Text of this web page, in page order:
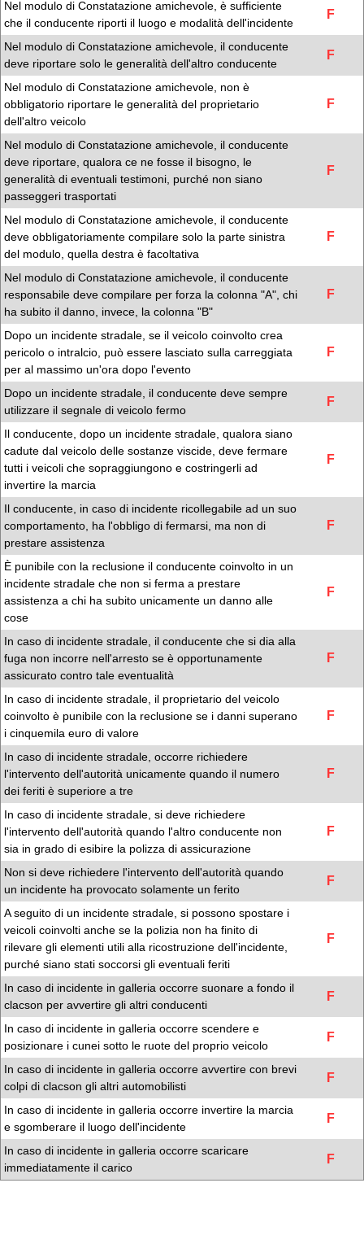
Nel modulo di Constatazione amichevole, è sufficiente
che il conducente riporti il luogo e modalità dell'incidente
F
Nel modulo di Constatazione amichevole, il conducente
deve riportare solo le generalità dell'altro conducente
F
Nel modulo di Constatazione amichevole, non è
obbligatorio riportare le generalità del proprietario
dell'altro veicolo
F
Nel modulo di Constatazione amichevole, il conducente
deve riportare, qualora ce ne fosse il bisogno, le
generalità di eventuali testimoni, purché non siano
passeggeri trasportati
F
Nel modulo di Constatazione amichevole, il conducente
deve obbligatoriamente compilare solo la parte sinistra
del modulo, quella destra è facoltativa
F
Nel modulo di Constatazione amichevole, il conducente
responsabile deve compilare per forza la colonna "A", chi
ha subito il danno, invece, la colonna "B"
F
Dopo un incidente stradale, se il veicolo coinvolto crea
pericolo o intralcio, può essere lasciato sulla carreggiata
per al massimo un'ora dopo l'evento
F
Dopo un incidente stradale, il conducente deve sempre
utilizzare il segnale di veicolo fermo
F
Il conducente, dopo un incidente stradale, qualora siano
cadute dal veicolo delle sostanze viscide, deve fermare
tutti i veicoli che sopraggiungono e costringerli ad
invertire la marcia
F
Il conducente, in caso di incidente ricollegabile ad un suo
comportamento, ha l'obbligo di fermarsi, ma non di
prestare assistenza
F
È punibile con la reclusione il conducente coinvolto in un
incidente stradale che non si ferma a prestare
assistenza a chi ha subito unicamente un danno alle
cose
F
In caso di incidente stradale, il conducente che si dia alla
fuga non incorre nell'arresto se è opportunamente
assicurato contro tale eventualità
F
In caso di incidente stradale, il proprietario del veicolo
coinvolto è punibile con la reclusione se i danni superano
i cinquemila euro di valore
F
In caso di incidente stradale, occorre richiedere
l'intervento dell'autorità unicamente quando il numero
dei feriti è superiore a tre
F
In caso di incidente stradale, si deve richiedere
l'intervento dell'autorità quando l'altro conducente non
sia in grado di esibire la polizza di assicurazione
F
Non si deve richiedere l'intervento dell'autorità quando
un incidente ha provocato solamente un ferito
F
A seguito di un incidente stradale, si possono spostare i
veicoli coinvolti anche se la polizia non ha finito di
rilevare gli elementi utili alla ricostruzione dell'incidente,
purché siano stati soccorsi gli eventuali feriti
F
In caso di incidente in galleria occorre suonare a fondo il
clacson per avvertire gli altri conducenti
F
In caso di incidente in galleria occorre scendere e
posizionare i cunei sotto le ruote del proprio veicolo
F
In caso di incidente in galleria occorre avvertire con brevi
colpi di clacson gli altri automobilisti
F
In caso di incidente in galleria occorre invertire la marcia
e sgomberare il luogo dell'incidente
F
In caso di incidente in galleria occorre scaricare
immediatamente il carico
F